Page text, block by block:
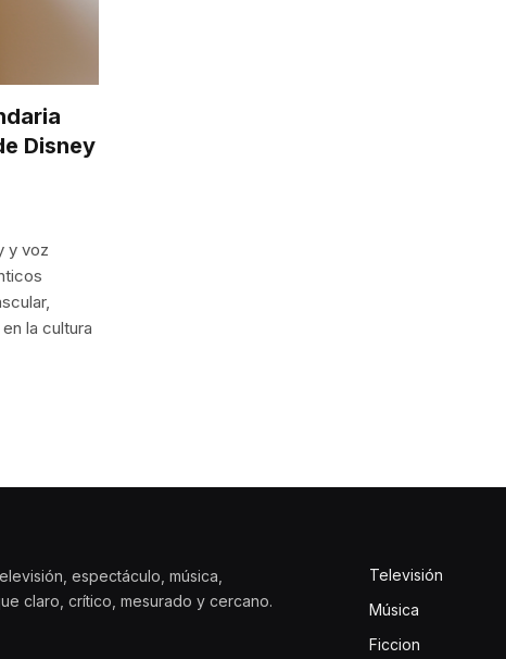
Disney
y voz
la cultura
espectáculo, música,
claro, crítico, mesurado y cercano.
Televisión
Música
Ficcion